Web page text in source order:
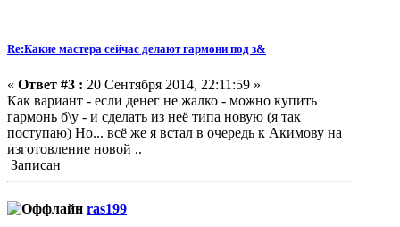
Re:Какие мастера сейчас делают гармони под з&
« Ответ #3 : 20 Сентября 2014, 22:11:59 »
Как вариант - если денег не жалко - можно купить
гармонь б\у - и сделать из неё типа новую (я так
поступаю) Но... всё же я встал в очередь к Акимову на
изготовление новой ..
Записан
ras199